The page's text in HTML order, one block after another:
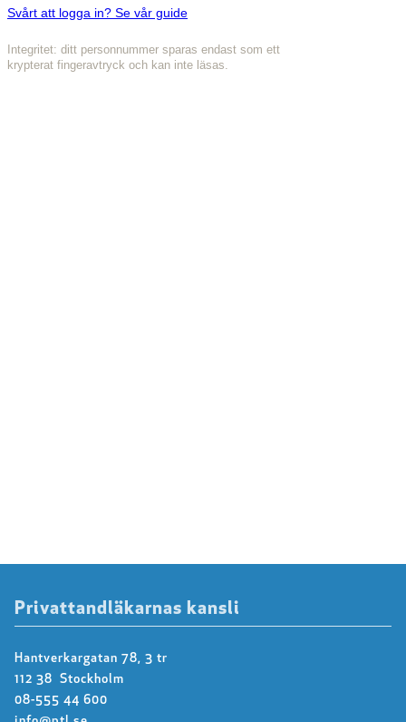
Svårt att logga in? Se vår guide
Integritet: ditt personnummer sparas endast som ett
krypterat fingeravtryck och kan inte läsas.
Privattandläkarnas kansli
Hantverkargatan 78, 3 tr
112 38 Stockholm
08-555 44 600